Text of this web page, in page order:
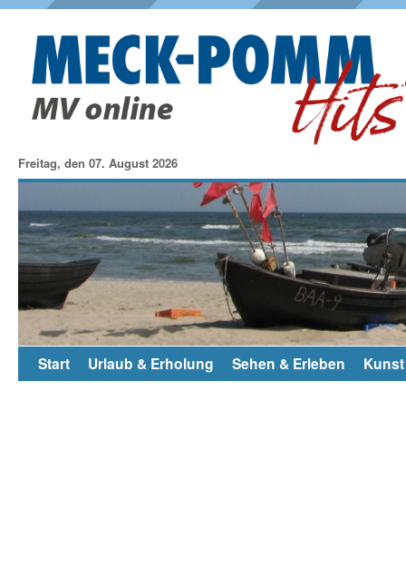
Freitag, den 07. August 2026
Start Urlaub & Erholung Sehen & Erleben